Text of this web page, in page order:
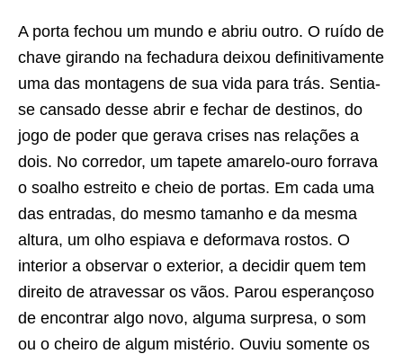
A porta fechou um mundo e abriu outro. O ruído de
chave girando na fechadura deixou definitivamente
uma das montagens de sua vida para trás. Sentia-
se cansado desse abrir e fechar de destinos, do
jogo de poder que gerava crises nas relações a
dois. No corredor, um tapete amarelo-ouro forrava
o soalho estreito e cheio de portas. Em cada uma
das entradas, do mesmo tamanho e da mesma
altura, um olho espiava e deformava rostos. O
interior a observar o exterior, a decidir quem tem
direito de atravessar os vãos. Parou esperançoso
de encontrar algo novo, alguma surpresa, o som
ou o cheiro de algum mistério. Ouviu somente os